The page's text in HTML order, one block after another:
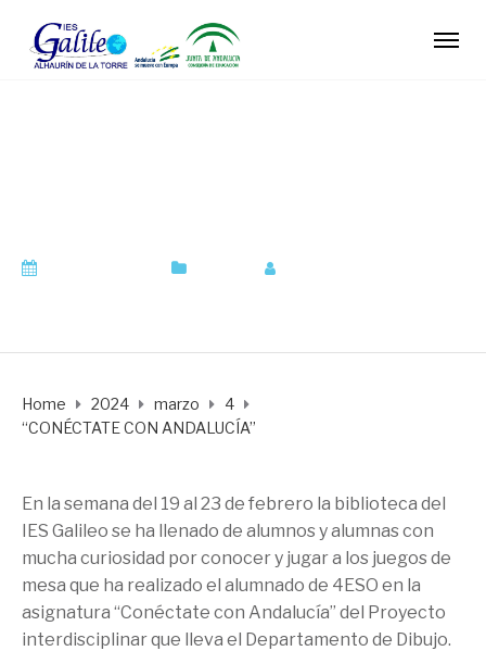
Home 2024 marzo
4
“CONÉCTATE CON ANDALUCÍA”
En la semana del 19 al 23 de febrero la biblioteca del
IES Galileo se ha llenado de alumnos y alumnas con
mucha curiosidad por conocer y jugar a los juegos de
mesa que ha realizado el alumnado de 4ESO en la
asignatura “Conéctate con Andalucía” del Proyecto
interdisciplinar que lleva el Departamento de Dibujo.